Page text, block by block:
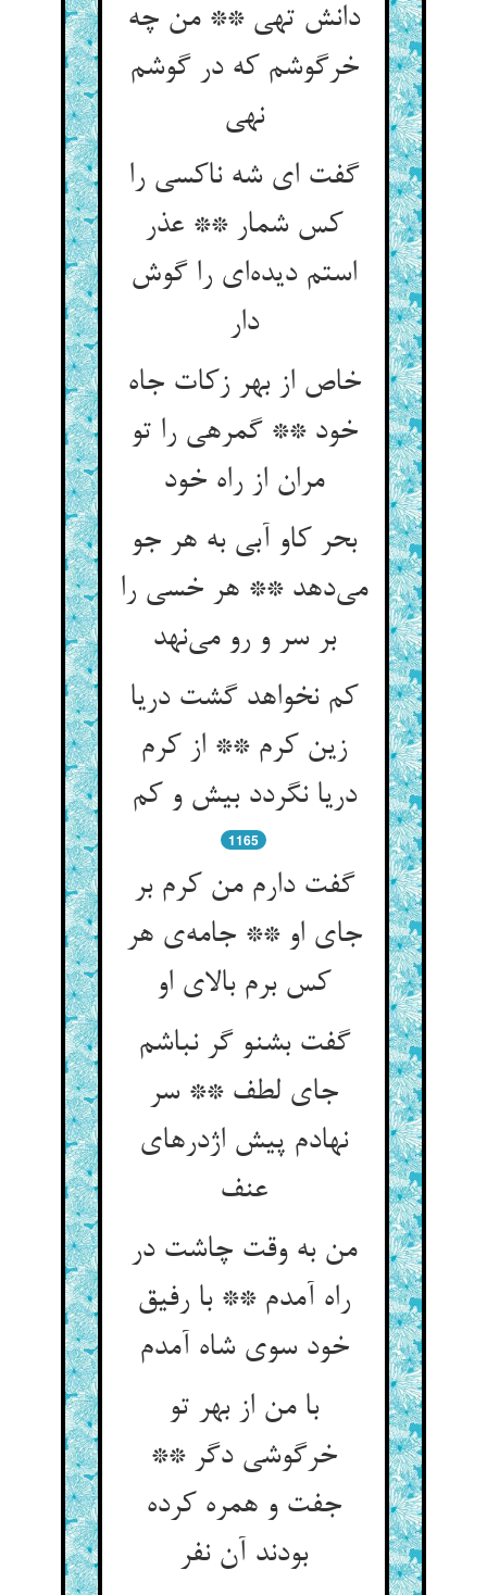
دانش تهی ** من چه
خرگوشم که در گوشم
نهی‌‌
گفت ای شه ناکسی را
کس شمار ** عذر
استم دیده‌‌ای را گوش
دار
خاص از بهر زکات جاه
خود ** گمرهی را تو
مران از راه خود
بحر کاو آبی به هر جو
می‌‌دهد ** هر خسی را
بر سر و رو می‌‌نهد
کم نخواهد گشت دریا
زین کرم ** از کرم
دریا نگردد بیش و کم‌‌
1165
گفت دارم من کرم بر
جای او ** جامه‌‌ی هر
کس برم بالای او
گفت بشنو گر نباشم
جای لطف ** سر
نهادم پیش اژدرهای
من به وقت چاشت در
راه آمدم ** با رفیق
خود سوی شاه آمدم‌‌
با من از بهر تو
خرگوشی دگر **
جفت و همره کرده
بودند آن نفر